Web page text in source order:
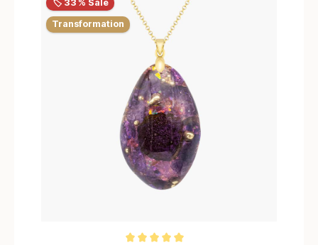
🏷️ 33 % Sale
Transformation